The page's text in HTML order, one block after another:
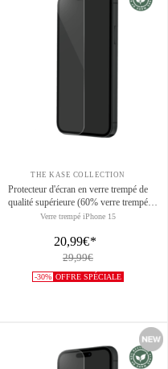
THE KASE COLLECTION
Protecteur d'écran en verre trempé de
qualité supérieure (60% verre trempé
recyclé) pour Apple iPhone 15,
Verre trempé iPhone 15
20,99€*
29,99€
-30% OFFRE SPÉCIALE